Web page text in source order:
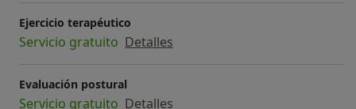
Ejercicio terapéutico
Servicio gratuito Detalles
Evaluación postural
Servicio gratuito Detalles